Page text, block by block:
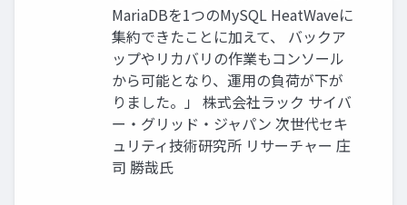
MariaDBを1つのMySQL HeatWaveに
集約できたことに加えて、 バックア
ップやリカバリの作業もコンソール
から可能となり、運用の負荷が下が
りました。」 株式会社ラック サイバ
ー・グリッド・ジャパン 次世代セキ
ュリティ技術研究所 リサーチャー 庄
司 勝哉氏